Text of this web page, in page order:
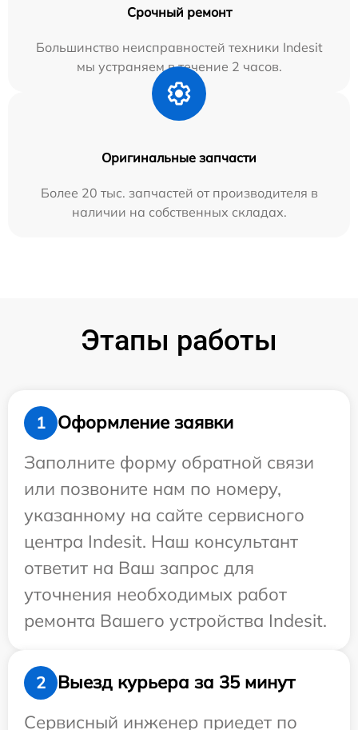
Срочный ремонт
Большинство неисправностей техники Indesit
мы устраняем в течение 2 часов.
Оригинальные запчасти
Более 20 тыс. запчастей от производителя в
наличии на собственных складах.
Этапы работы
1
Оформление заявки
Заполните форму обратной связи
или позвоните нам по номеру,
указанному на сайте сервисного
центра Indesit. Наш консультант
ответит на Ваш запрос для
уточнения необходимых работ
ремонта Вашего устройства Indesit.
2
Выезд курьера за 35 минут
Сервисный инженер приедет по